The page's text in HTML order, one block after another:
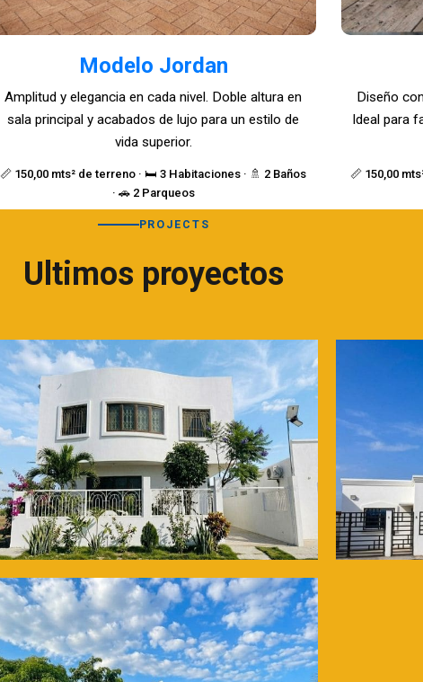
Modelo Jordan
📏 150,00 mts² de terreno · 🛏️ 3 Habitaciones · 🚿 2 Baños
· 🚗 2 Parqueos
Amplitud y elegancia en cada nivel. Doble altura en
sala principal y acabados de lujo para un estilo de
vida superior.
📏 150,00
Diseño
Ideal para
PROJECTS
Ultimos proyectos